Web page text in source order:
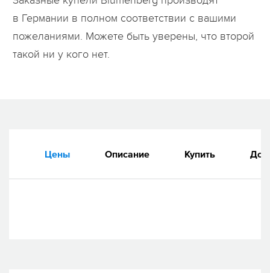
в Германии в полном соответствии с вашими
пожеланиями. Можете быть уверены, что второй
такой ни у кого нет.
Цены Описание Купить